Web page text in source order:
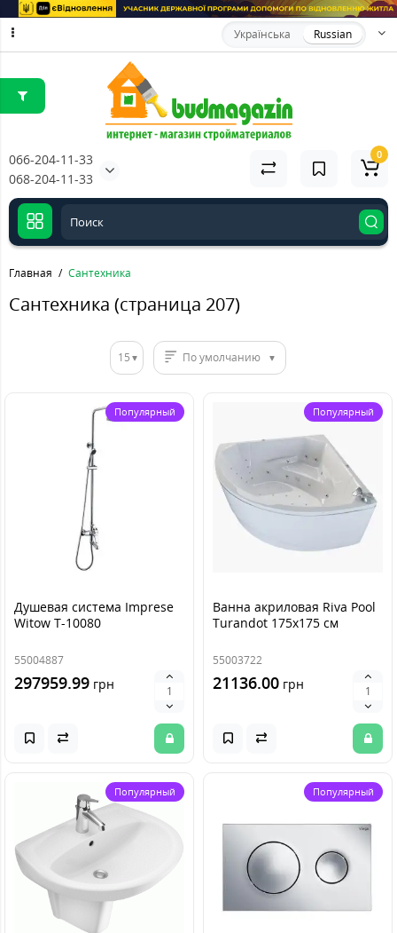
Українська Russian
066-204-11-33
068-204-11-33
0
Главная Сантехника
Сантехника (страница 207)
15 По умолчанию
Популярный
Душевая система Imprese
Witow T-10080
55004887
297959.99 грн
Популярный
Ванна акриловая Riva Pool
Turandot 175x175 см
55003722
21136.00 грн
Популярный Популярный